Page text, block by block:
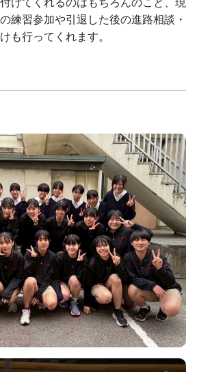
けてくれるのはもちろんのこと、現
練習参加や引退した後の進路相談・
も行ってくれます。